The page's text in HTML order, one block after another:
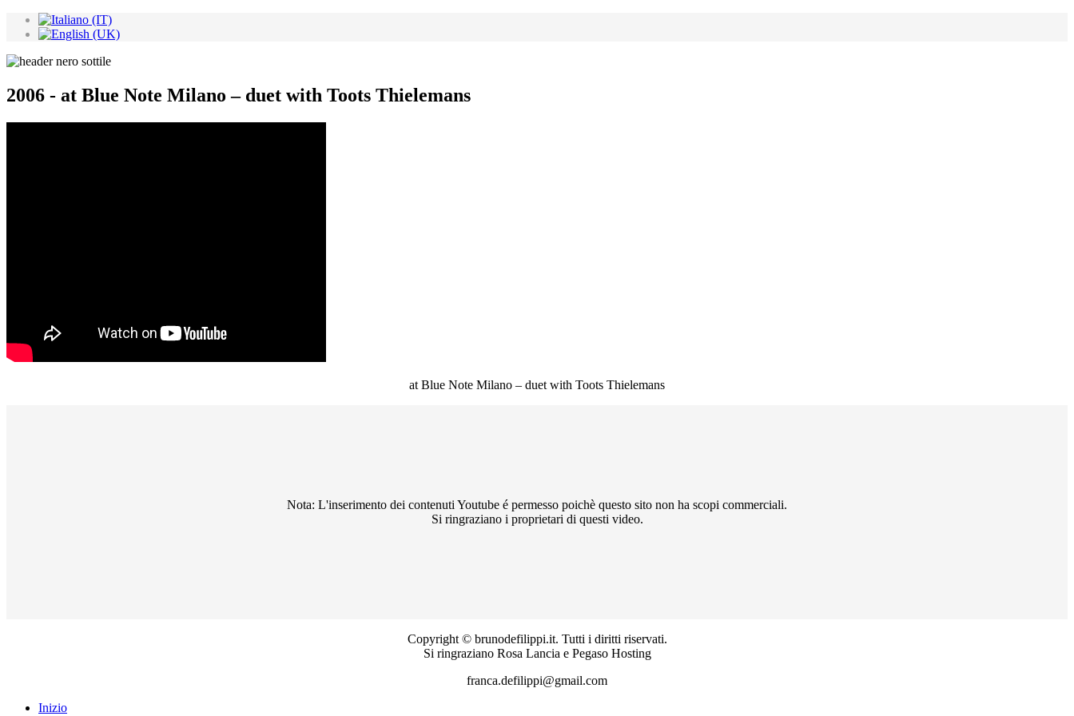
2006 - at Blue Note Milano – duet with Toots Thielemans
at Blue Note Milano – duet with Toots Thielemans
Nota: L'inserimento dei contenuti Youtube é permesso poichè questo sito non ha scopi commerciali.
Si ringraziano i proprietari di questi video.
Copyright © brunodefilippi.it. Tutti i diritti riservati.
Si ringraziano Rosa Lancia e Pegaso Hosting
franca.defilippi@gmail.com
Inizio